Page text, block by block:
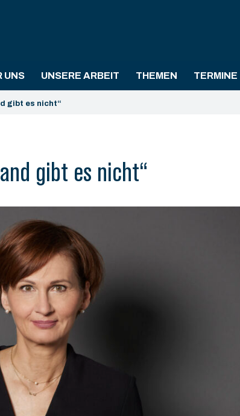
UNS UNSERE ARBEIT THEMEN TERMINE
gibt es nicht“
gibt es nicht“